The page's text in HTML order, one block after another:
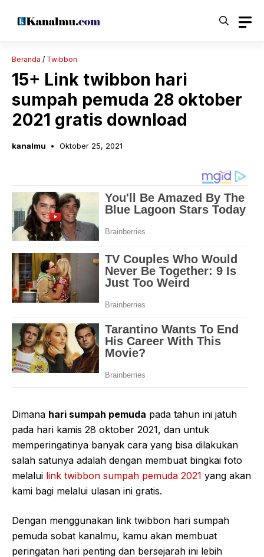
Beranda / Twibbon
15+ Link twibbon hari
sumpah pemuda 28 oktober
2021 gratis download
kanalmu Oktober 25, 2021
Dimana hari sumpah pemuda pada tahun ini jatuh
pada hari kamis 28 oktober 2021, dan untuk
memperingatinya banyak cara yang bisa dilakukan
salah satunya adalah dengan membuat bingkai foto
melalui link twibbon sumpah pemuda 2021 yang akan
kami bagi melalui ulasan ini gratis.
Dengan menggunakan link twibbon hari sumpah
pemuda sobat kanalmu, kamu akan membuat
peringatan hari penting dan bersejarah ini lebih